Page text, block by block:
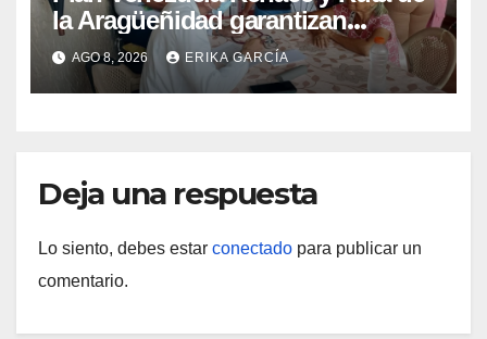
la Aragüeñidad garantizan
atención médica integral en
Aragua
AGO 8, 2026 ERIKA GARCÍA
Deja una respuesta
Lo siento, debes estar conectado para publicar un
comentario.